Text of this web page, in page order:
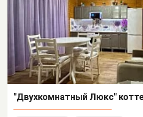
"Двухкомнатный Люкс"